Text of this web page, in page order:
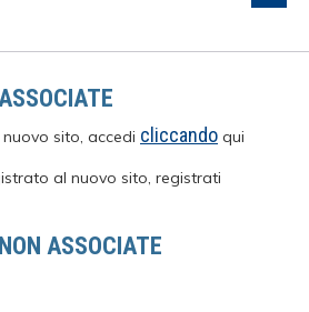
sito, accedi cliccando qui
al nuovo sito, registrati
ASSOCIATE